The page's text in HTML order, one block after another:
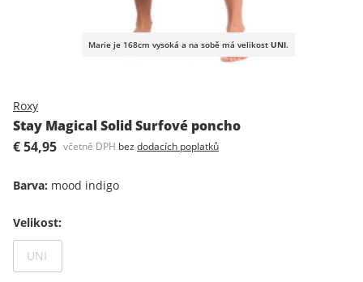
Marie je 168cm vysoká a na sobě má velikost UNI.
Roxy
Stay Magical Solid Surfové poncho
€ 54,95 včetně DPH bez dodacích poplatků
Barva: mood indigo
Velikost:
UNI